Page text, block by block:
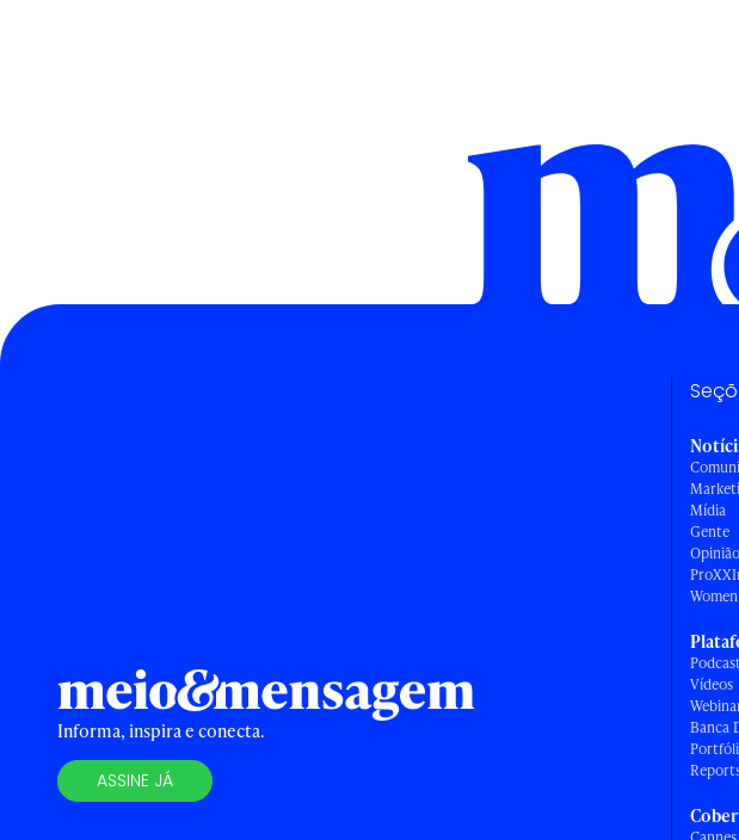
Informa, inspira e conecta.
ASSINE JÁ
Mídia
Gente
Opinião
Vídeos
Banca